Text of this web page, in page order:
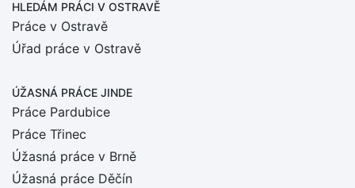
HLEDÁM PRÁCI V OSTRAVĚ
Práce v Ostravě
Úřad práce v Ostravě
ÚŽASNÁ PRÁCE JINDE
Práce Pardubice
Práce Třinec
Úžasná práce v Brně
Úžasná práce Děčín